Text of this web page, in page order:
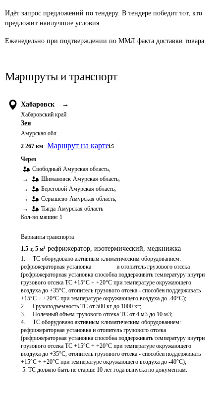
Идёт запрос предложений по тендеру. В тендере победит тот, кто
предложит наилучшие условия.
Еженедельно при подтверждении по ММЛ факта доставки товара.
Маршруты и транспорт
Хабаровск →
Хабаровский край
Зея
Амурская обл.
2 267 км Маршрут на карте
Через
Свободный Амурская область,
→
Шимановск Амурская область,
→
Береговой Амурская область,
→
Серышево Амурская область,
→
Тыгда Амурская область
Кол-во машин: 1
Варианты транспорта
1.5 т, 5 м³ рефрижератор, изотермический, медкнижка
1.	ТС оборудовано активным климатическим оборудованием:
рефрижераторная установка                 и отопитель грузового отсека
(рефрижераторная установка способна поддерживать температуру внутри
грузового отсека ТС +15°C ÷ +20°С при температуре окружающего
воздуха до +35°C, отопитель грузового отсека - способен поддерживать
+15°C ÷ +20°С при температуре окружающего воздуха до -40°C);
2.	Грузоподъемность ТС от 500 кг до 1000 кг;
3.	Полезный объем грузового отсека ТС от 4 м3 до 10 м3;
4.	ТС оборудовано активным климатическим оборудованием:
рефрижераторная установка и отопитель грузового отсека
(рефрижераторная установка способна поддерживать температуру внутри
грузового отсека ТС +15°C ÷ +20°С при температуре окружающего
воздуха до +35°C, отопитель грузового отсека - способен поддерживать
+15°C ÷ +20°С при температуре окружающего воздуха до -40°C);